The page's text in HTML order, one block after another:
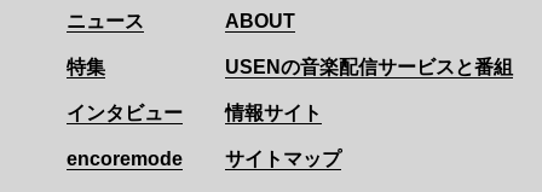
ニュース
特集
インタビュー
encoremode
ABOUT
USENの音楽配信サービスと番組
情報サイト
サイトマップ